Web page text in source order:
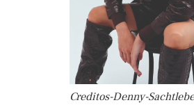
Creditos-Denny-